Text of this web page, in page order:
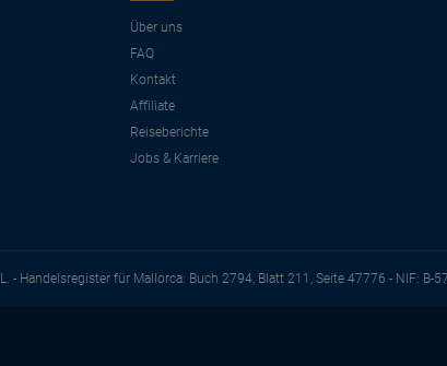
Über uns
FAQ
Kontakt
Affiliate
Reiseberichte
Jobs & Karriere
- Handelsregister für Mallorca: Buch 2794, Blatt 211, Seite 47776 - NIF: B-